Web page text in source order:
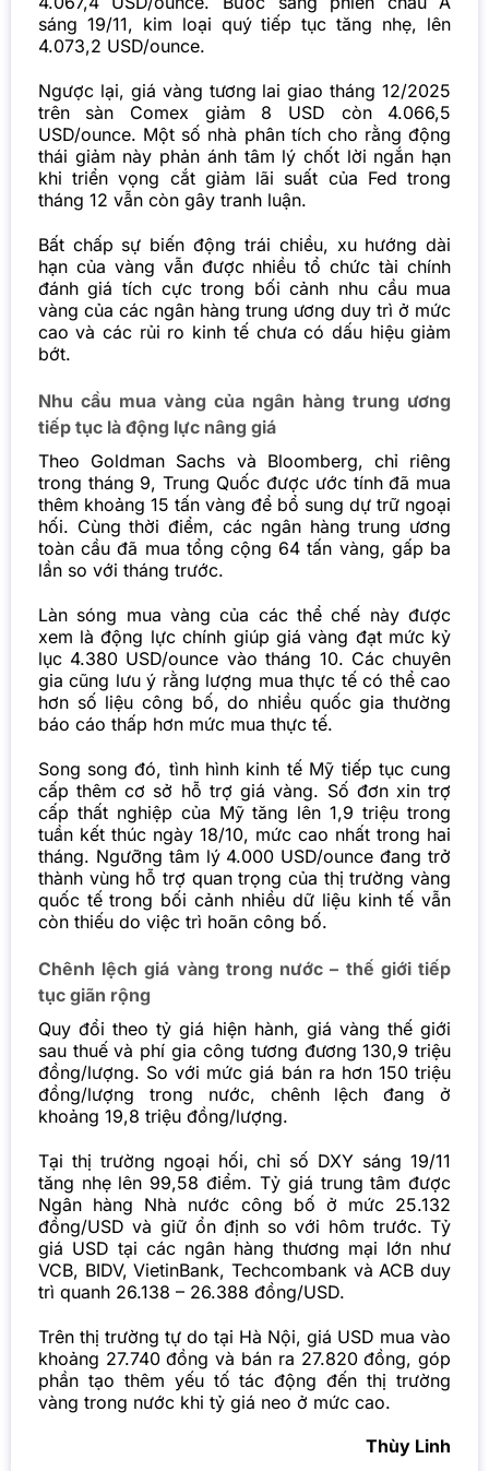
sáng 19/11, kim loại quý tiếp tục tăng nhẹ, lên
4.073,2 USD/ounce.
Ngược lại, giá vàng tương lai giao tháng 12/2025
trên sàn Comex giảm 8 USD còn 4.066,5
USD/ounce. Một số nhà phân tích cho rằng động
thái giảm này phản ánh tâm lý chốt lời ngắn hạn
khi triển vọng cắt giảm lãi suất của Fed trong
tháng 12 vẫn còn gây tranh luận.
Bất chấp sự biến động trái chiều, xu hướng dài
hạn của vàng vẫn được nhiều tổ chức tài chính
đánh giá tích cực trong bối cảnh nhu cầu mua
vàng của các ngân hàng trung ương duy trì ở mức
cao và các rủi ro kinh tế chưa có dấu hiệu giảm
bớt.
Nhu cầu mua vàng của ngân hàng trung ương
tiếp tục là động lực nâng giá
Theo Goldman Sachs và Bloomberg, chỉ riêng
trong tháng 9, Trung Quốc được ước tính đã mua
thêm khoảng 15 tấn vàng để bổ sung dự trữ ngoại
hối. Cùng thời điểm, các ngân hàng trung ương
toàn cầu đã mua tổng cộng 64 tấn vàng, gấp ba
lần so với tháng trước.
Làn sóng mua vàng của các thể chế này được
xem là động lực chính giúp giá vàng đạt mức kỷ
lục 4.380 USD/ounce vào tháng 10. Các chuyên
gia cũng lưu ý rằng lượng mua thực tế có thể cao
hơn số liệu công bố, do nhiều quốc gia thường
báo cáo thấp hơn mức mua thực tế.
Song song đó, tình hình kinh tế Mỹ tiếp tục cung
cấp thêm cơ sở hỗ trợ giá vàng. Số đơn xin trợ
cấp thất nghiệp của Mỹ tăng lên 1,9 triệu trong
tuần kết thúc ngày 18/10, mức cao nhất trong hai
tháng. Ngưỡng tâm lý 4.000 USD/ounce đang trở
thành vùng hỗ trợ quan trọng của thị trường vàng
quốc tế trong bối cảnh nhiều dữ liệu kinh tế vẫn
còn thiếu do việc trì hoãn công bố.
Chênh lệch giá vàng trong nước – thế giới tiếp
tục giãn rộng
Quy đổi theo tỷ giá hiện hành, giá vàng thế giới
sau thuế và phí gia công tương đương 130,9 triệu
đồng/lượng. So với mức giá bán ra hơn 150 triệu
đồng/lượng trong nước, chênh lệch đang ở
khoảng 19,8 triệu đồng/lượng.
Tại thị trường ngoại hối, chỉ số DXY sáng 19/11
tăng nhẹ lên 99,58 điểm. Tỷ giá trung tâm được
Ngân hàng Nhà nước công bố ở mức 25.132
đồng/USD và giữ ổn định so với hôm trước. Tỷ
giá USD tại các ngân hàng thương mại lớn như
VCB, BIDV, VietinBank, Techcombank và ACB duy
trì quanh 26.138 – 26.388 đồng/USD.
Trên thị trường tự do tại Hà Nội, giá USD mua vào
khoảng 27.740 đồng và bán ra 27.820 đồng, góp
phần tạo thêm yếu tố tác động đến thị trường
vàng trong nước khi tỷ giá neo ở mức cao.
Thùy Linh